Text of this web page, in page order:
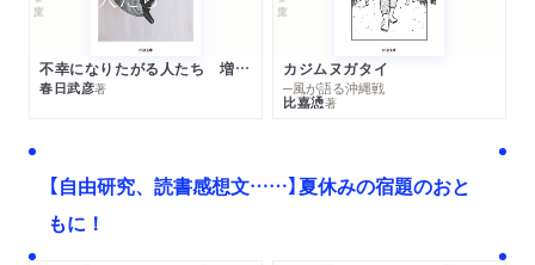
不幸になりたがる人たち 増補新版
春日武彦著
カジムヌガタイ
─風が語る沖縄戦
比嘉慂著
【自由研究、読書感想文……】夏休みの宿題のおと
もに！